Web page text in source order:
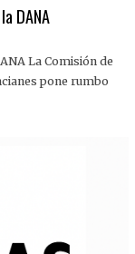
DANA
La Comisión de
pone rumbo